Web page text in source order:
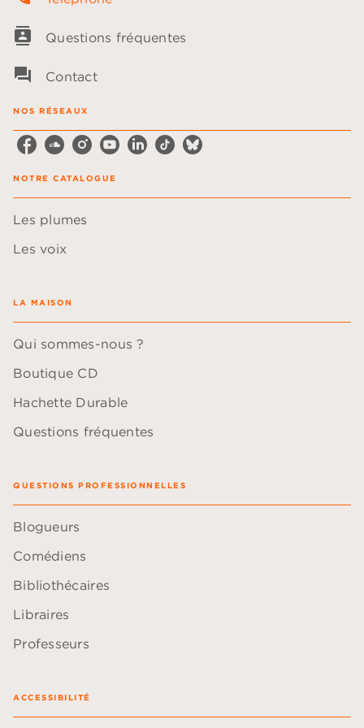
contacts Questions fréquentes
question_answer Contact
NOS RÉSEAUX
NOTRE CATALOGUE
Les plumes
Les voix
LA MAISON
Qui sommes-nous ?
Boutique CD
Hachette Durable
Questions fréquentes
QUESTIONS PROFESSIONNELLES
Blogueurs
Comédiens
Bibliothécaires
Libraires
Professeurs
ACCESSIBILITÉ